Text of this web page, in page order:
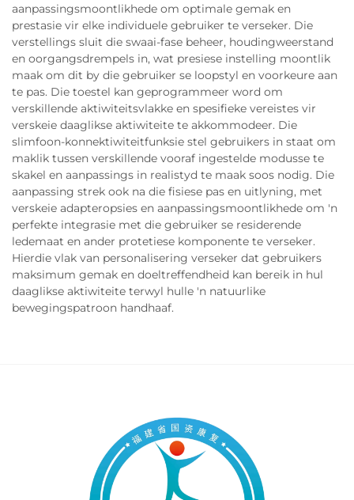
aanpassingsmoontlikhede om optimale gemak en
prestasie vir elke individuele gebruiker te verseker. Die
verstellings sluit die swaai-fase beheer, houdingweerstand
en oorgangsdrempels in, wat presiese instelling moontlik
maak om dit by die gebruiker se loopstyl en voorkeure aan
te pas. Die toestel kan geprogrammeer word om
verskillende aktiwiteitsvlakke en spesifieke vereistes vir
verskeie daaglikse aktiwiteite te akkommodeer. Die
slimfoon-konnektiwiteitfunksie stel gebruikers in staat om
maklik tussen verskillende vooraf ingestelde modusse te
skakel en aanpassings in realistyd te maak soos nodig. Die
aanpassing strek ook na die fisiese pas en uitlyning, met
verskeie adapteropsies en aanpassingsmoontlikhede om 'n
perfekte integrasie met die gebruiker se residerende
ledemaat en ander protetiese komponente te verseker.
Hierdie vlak van personalisering verseker dat gebruikers
maksimum gemak en doeltreffendheid kan bereik in hul
daaglikse aktiwiteite terwyl hulle 'n natuurlike
bewegingspatroon handhaaf.